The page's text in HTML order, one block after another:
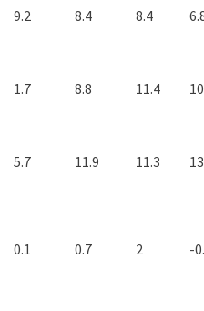
9.2 8.4 8.4
1.7 8.8 11.4 10
5.7 11.9 11.3
0.1 0.7 2 -